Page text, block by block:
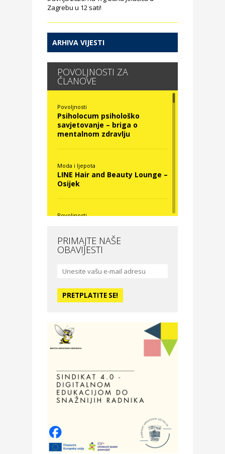
Zagrebu u 12 sati!
ARHIVA VIJESTI
POVOLJNOSTI ZA
ČLANOVE
Povoljnosti
Psiholocum psihološko
savjetovanje – briga o
mentalnom zdravlju
Moda i ljepota
LINE Hair and Beauty Lounge –
Osijek
Povoljnosti
Moda i ljepota
studio – Osijek
Zdravlje i osiguranje
Odmor
Villa Baranja – popust na
smještaj
Povoljnosti
Optika Adrialeće – online i
PRIMAJTE NAŠE
OBAVIJESTI